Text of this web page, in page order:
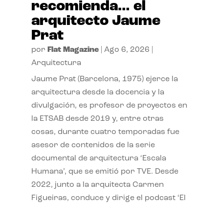
recomienda… el
arquitecto Jaume
Prat
por Flat Magazine| Ago 6, 2026
Arquitectura
Jaume Prat (Barcelona, 1975) ejerce la
arquitectura desde la docencia y la
divulgación, es profesor de proyectos en
la ETSAB desde 2019 y, entre otras
cosas, durante cuatro temporadas fue
asesor de contenidos de la serie
documental de arquitectura ‘Escala
Humana’, que se emitió por TVE. Desde
2022, junto a la arquitecta Carmen
Figueiras, conduce y dirige el podcast ‘El